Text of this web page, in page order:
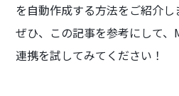
を自動作成する方法をご紹介し
ぜひ、この記事を参考にして
連携を試してみてください！